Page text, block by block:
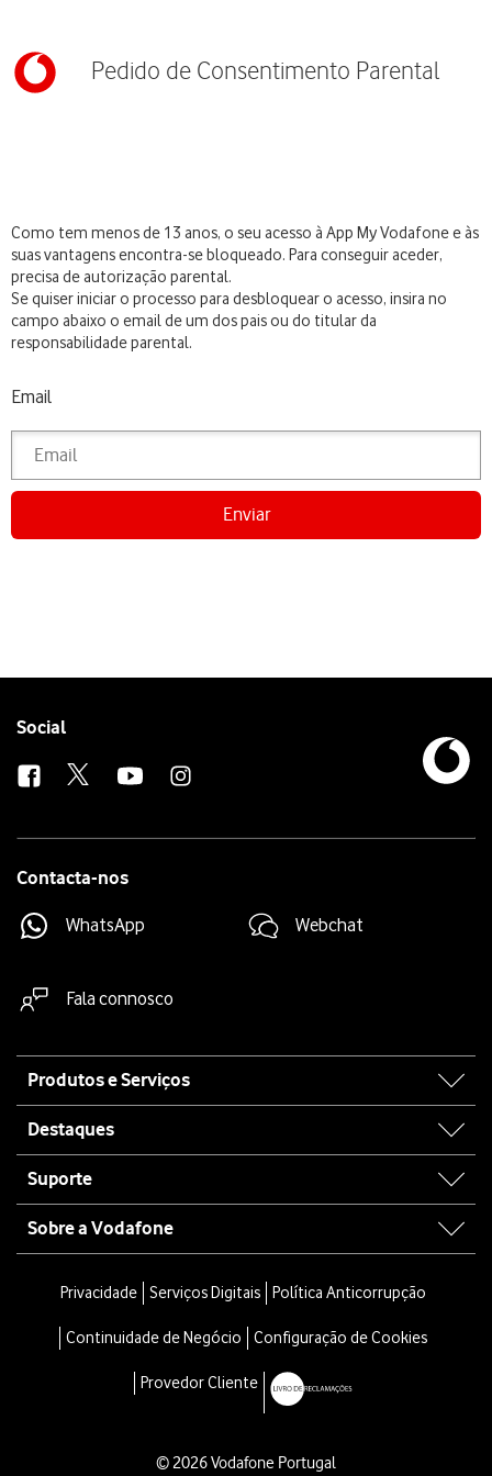
Pedido de Consentimento Parental
Como tem menos de 13 anos, o seu acesso à App My Vodafone e às
suas vantagens encontra-se bloqueado. Para conseguir aceder,
precisa de autorização parental.
Se quiser iniciar o processo para desbloquear o acesso, insira no
campo abaixo o email de um dos pais ou do titular da
responsabilidade parental.
Email
Enviar
Follow
Social
Contacta-nos
WhatsApp Webchat
Fala connosco
map
Produtos e Serviços
Destaques
Suporte
Sobre a Vodafone
Privacidade Serviços Digitais Política Anticorrupção
Continuidade de Negócio Configuração de Cookies
Provedor Cliente
© 2026 Vodafone Portugal